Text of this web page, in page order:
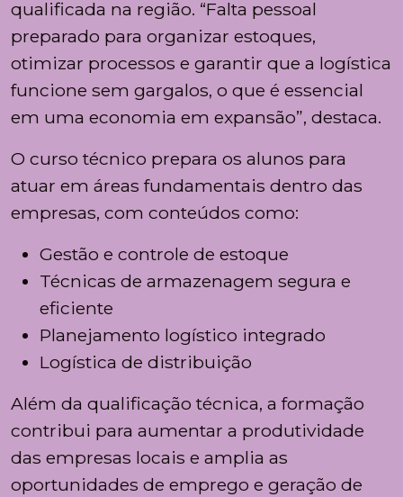
qualificada na região. “Falta pessoal
preparado para organizar estoques,
otimizar processos e garantir que a logística
funcione sem gargalos, o que é essencial
em uma economia em expansão”, destaca.
O curso técnico prepara os alunos para
atuar em áreas fundamentais dentro das
empresas, com conteúdos como:
Gestão e controle de estoque
Técnicas de armazenagem segura e
eficiente
Planejamento logístico integrado
Logística de distribuição
Além da qualificação técnica, a formação
contribui para aumentar a produtividade
das empresas locais e amplia as
oportunidades de emprego e geração de